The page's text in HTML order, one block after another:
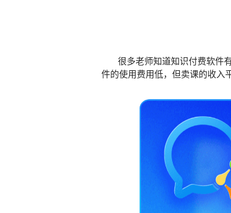
很多老师知道知识付费软件有
件的使用费用低，但卖课的收入